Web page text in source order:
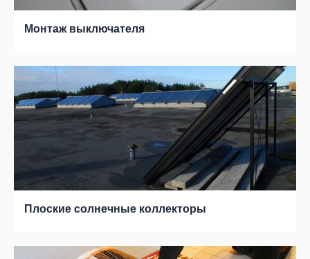
Монтаж выключателя
Плоские солнечные коллекторы